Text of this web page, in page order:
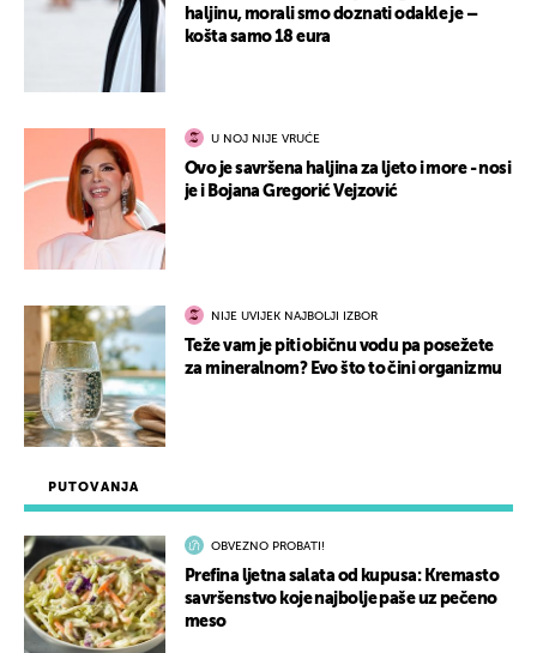
PUTOVANJA
OBVEZNO PROBATI!
Prefina ljetna salata od kupusa: Kremasto
savršenstvo koje najbolje paše uz pečeno
meso
haljinu, morali smo doznati odakle je –
košta samo 18 eura
U NOJ NIJE VRUĆE
Ovo je savršena haljina za ljeto i more - nosi
je i Bojana Gregorić Vejzović
NIJE UVIJEK NAJBOLJI IZBOR
Teže vam je piti običnu vodu pa posežete
za mineralnom? Evo što to čini organizmu